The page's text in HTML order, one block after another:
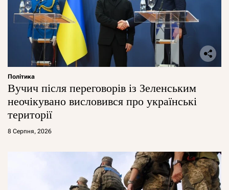
Політика
Вучич після переговорів із Зеленським
неочікувано висловився про українські
території
8 Серпня, 2026